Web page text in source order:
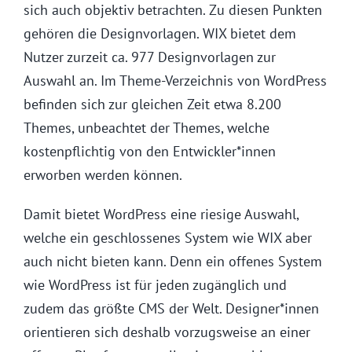
sich auch objektiv betrachten. Zu diesen Punkten
gehören die Designvorlagen. WIX bietet dem
Nutzer zurzeit ca. 977 Designvorlagen zur
Auswahl an. Im Theme-Verzeichnis von WordPress
befinden sich zur gleichen Zeit etwa 8.200
Themes, unbeachtet der Themes, welche
kostenpflichtig von den Entwickler*innen
erworben werden können.
Damit bietet WordPress eine riesige Auswahl,
welche ein geschlossenes System wie WIX aber
auch nicht bieten kann. Denn ein offenes System
wie WordPress ist für jeden zugänglich und
zudem das größte CMS der Welt. Designer*innen
orientieren sich deshalb vorzugsweise an einer